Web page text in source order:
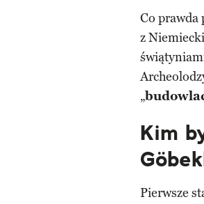
Co prawda
z
„
Kim
Pierwsze